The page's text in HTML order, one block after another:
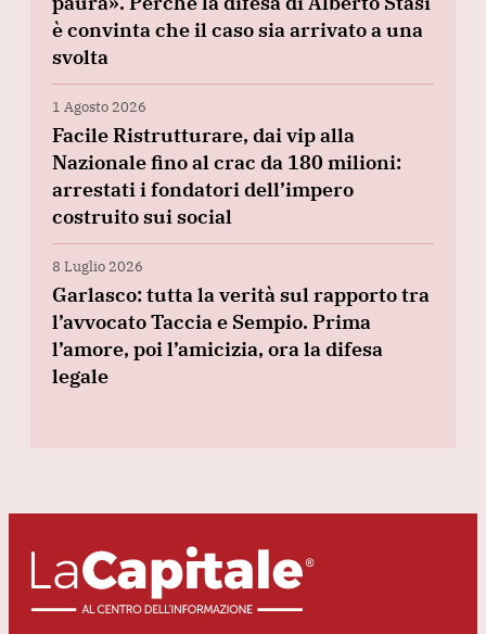
è convinta che il caso sia arrivato a una
svolta
1 Agosto 2026
Facile Ristrutturare, dai vip alla
Nazionale fino al crac da 180 milioni:
arrestati i fondatori dell’impero
costruito sui social
8 Luglio 2026
Garlasco: tutta la verità sul rapporto tra
l’avvocato Taccia e Sempio. Prima
l’amore, poi l’amicizia, ora la difesa
legale